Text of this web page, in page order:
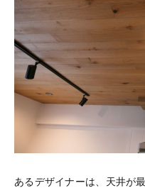
あるデザイナーは、天井が